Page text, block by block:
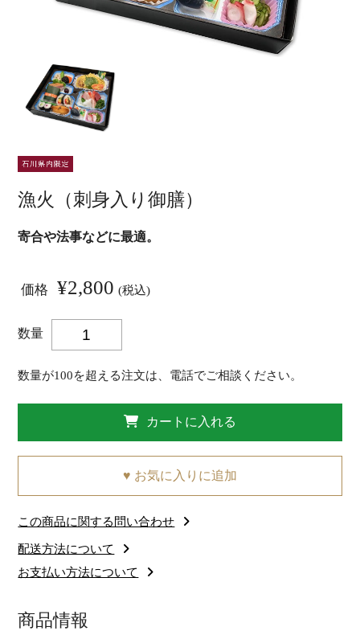
漁火（刺身入り御膳）
寄合や法事などに最適。
価格 ¥2,800 (税込)
数量
数量が100を超える注文は、電話でご相談ください。
カートに入れる
♥ お気に入りに追加
この商品に関する問い合わせ
配送方法について
お支払い方法について
商品情報